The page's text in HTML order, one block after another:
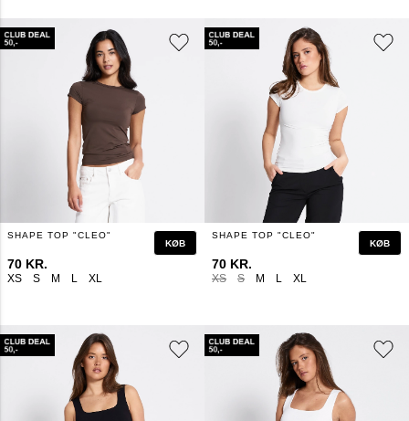
XS S M L XL
SHAPE TOP "CLEO"
70 KR.
KØB
XS S M L XL
SHAPE TOP "CLEO"
70 KR.
KØB